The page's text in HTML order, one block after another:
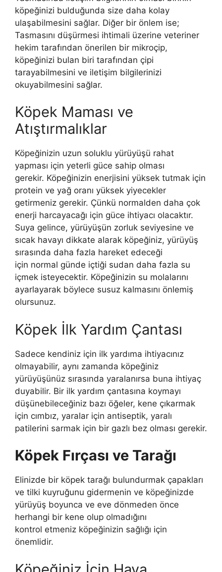
köpeğinizi bulduğunda size daha kolay
ulaşabilmesini sağlar. Diğer bir önlem ise;
Tasmasını düşürmesi ihtimali üzerine veteriner
hekim tarafından önerilen bir mikroçip,
köpeğinizi bulan biri tarafından çipi
tarayabilmesini ve iletişim bilgilerinizi
okuyabilmesini sağlar.
Köpek Maması ve
Atıştırmalıklar
Köpeğinizin uzun soluklu yürüyüşü rahat
yapması için yeterli güce sahip olması
gerekir. Köpeğinizin enerjisini yüksek tutmak için
protein ve yağ oranı yüksek yiyecekler
getirmeniz gerekir. Çünkü normalden daha çok
enerji harcayacağı için güce ihtiyacı olacaktır.
Suya gelince, yürüyüşün zorluk seviyesine ve
sıcak havayı dikkate alarak köpeğiniz, yürüyüş
sırasında daha fazla hareket edeceği
için normal günde içtiği sudan daha fazla su
içmek isteyecektir. Köpeğinizin su molalarını
ayarlayarak böylece susuz kalmasını önlemiş
olursunuz.
Köpek İlk Yardım Çantası
Sadece kendiniz için ilk yardıma ihtiyacınız
olmayabilir, aynı zamanda köpeğiniz
yürüyüşünüz sırasında yaralanırsa buna ihtiyaç
duyabilir. Bir ilk yardım çantasına koymayı
düşünebileceğiniz bazı öğeler, kene çıkarmak
için cımbız, yaralar için antiseptik, yaralı
patilerini sarmak için bir gazlı bez olması gerekir.
Köpek Fırçası ve Tarağı
Elinizde bir köpek tarağı bulundurmak çapakları
ve tilki kuyruğunu gidermenin ve köpeğinizde
yürüyüş boyunca ve eve dönmeden önce
herhangi bir kene olup olmadığını
kontrol etmeniz köpeğinizin sağlığı için
önemlidir.